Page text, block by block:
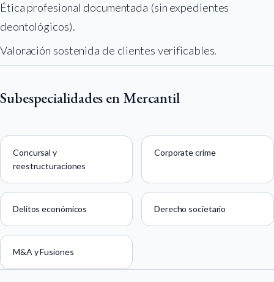
Ética profesional documentada (sin expedientes
deontológicos).
Valoración sostenida de clientes verificables.
Subespecialidades en Mercantil
Concursal y
reestructuraciones
Corporate crime
Delitos económicos Derecho societario
M&A y Fusiones